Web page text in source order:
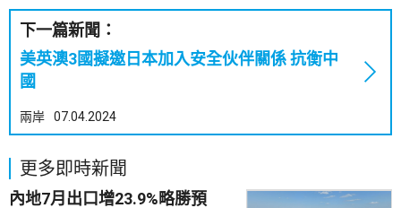
下一篇新聞：
美英澳3國擬邀日本加入安全伙伴關係 抗衡中
國
兩岸 07.04.2024
更多即時新聞
內地7月出口增23.9%略勝預